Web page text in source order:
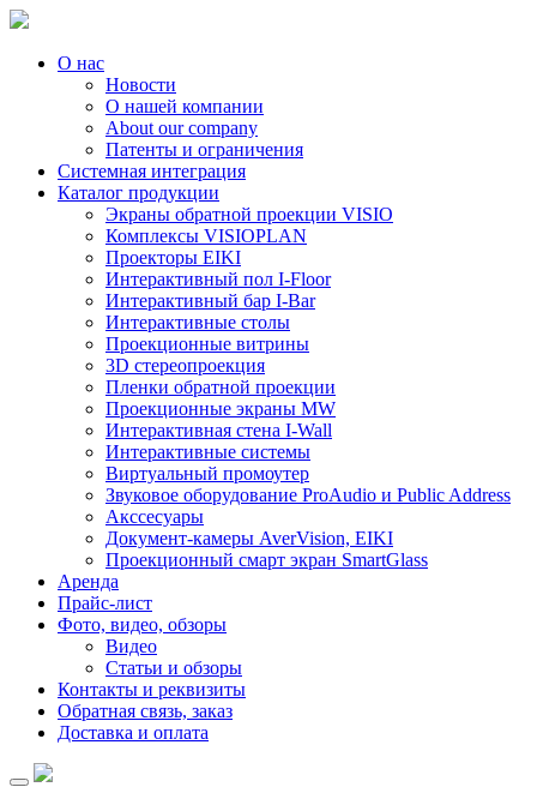
О нас
Новости
О нашей компании
About our company
Патенты и ограничения
Системная интеграция
Каталог продукции
Экраны обратной проекции VISIO
Комплексы VISIOPLAN
Проекторы EIKI
Интерактивный пол I-Floor
Интерактивный бар I-Bar
Интерактивные столы
Проекционные витрины
3D стереопроекция
Пленки обратной проекции
Проекционные экраны MW
Интерактивная стена I-Wall
Интерактивные системы
Виртуальный промоутер
Звуковое оборудование ProAudio и Public Address
Акссесуары
Документ-камеры AverVision, EIKI
Проекционный смарт экран SmartGlass
Аренда
Прайс-лист
Фото, видео, обзоры
Видео
Статьи и обзоры
Контакты и реквизиты
Обратная связь, заказ
Доставка и оплата